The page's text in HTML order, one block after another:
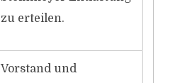
zu erteilen.
Vorstand und